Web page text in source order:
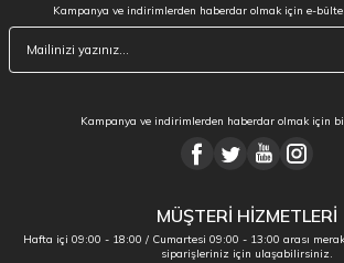
Kampanya ve indirimlerden haberdar olmak için e-
Kampanya ve indirimlerden haberdar olmak için
MÜŞTERİ HİZMETLERİ
Hafta içi 09:00 - 18:00 / Cumartesi 09:00 - 13:00 arası
siparişleriniz için ulaşabilirsiniz.